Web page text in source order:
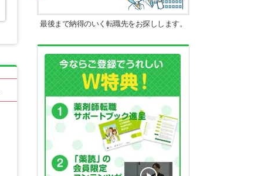
最後まで納得のいく転職先をお探しします。